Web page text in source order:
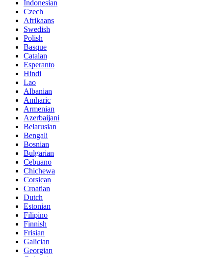
Indonesian
Czech
Afrikaans
Swedish
Polish
Basque
Catalan
Esperanto
Hindi
Lao
Albanian
Amharic
Armenian
Azerbaijani
Belarusian
Bengali
Bosnian
Bulgarian
Cebuano
Chichewa
Corsican
Croatian
Dutch
Estonian
Filipino
Finnish
Frisian
Galician
Georgian